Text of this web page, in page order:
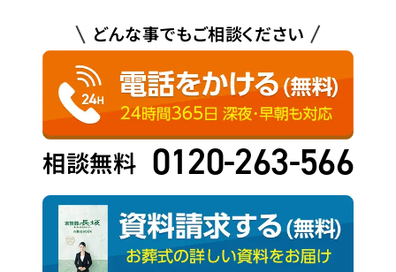
どんな事でもご相談ください
相談無料 0120-263-566